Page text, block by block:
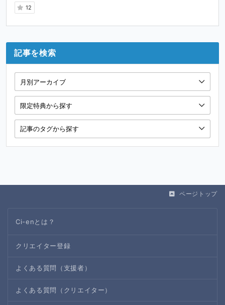
12
記事を検索
ページトップ
Ci-enとは？
クリエイター登録
よくある質問（支援者）
よくある質問（クリエイター）